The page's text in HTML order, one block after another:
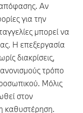
Αν
για την
μπορεί να
Η επεξεργασία
διακρίσεις,
τρόπο
Μόλις
στον
καθυστέρηση.